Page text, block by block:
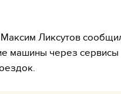
Ликсутов
машины через сервисы